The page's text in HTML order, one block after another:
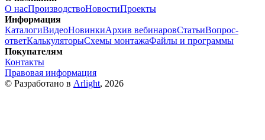
О насПроизводствоНовостиПроекты
Информация
КаталогиВидеоНовинкиАрхив вебинаровСтатьиВопрос-
ответКалькуляторыСхемы монтажаФайлы и программы
Покупателям
Контакты
Правовая информация
© Разработано в Arlight, 2026